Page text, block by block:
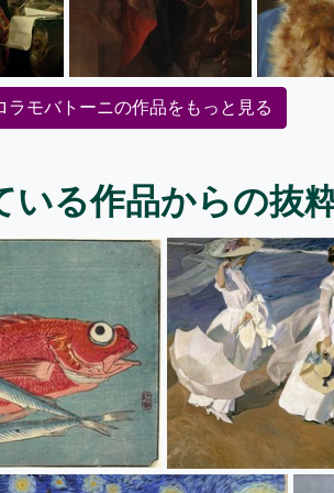
ラモバトーニの作品をもっと見る
いる作品からの抜